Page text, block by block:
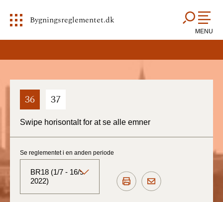
Bygningsreglementet.dk
MENU
36 37
Swipe horisontalt for at se alle emner
Se reglementet i en anden periode
BR18 (1/7 - 16/9
2022)